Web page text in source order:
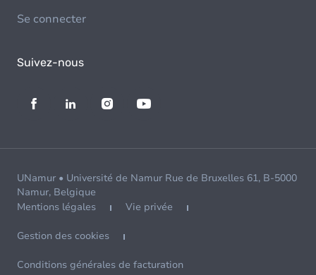
Se connecter
Suivez-nous
UNamur • Université de Namur Rue de Bruxelles 61, B-5000
Namur, Belgique
Mentions légales
Vie privée
Gestion des cookies
Conditions générales de facturation